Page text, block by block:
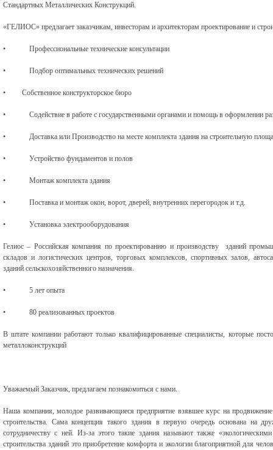
Стандартных Металлических Конструкций.
«ГЕЛИОС» предлагает заказчикам, инвесторам и архитекторам проектирование и
• Профессиональные технические консультации
• Подбор оптимальных технических решений
• Собственное конструкторское бюро
• Содействие в работе с государственными органами и помощь в оформлении
• Доставка или Производство на месте комплекта здания на строительную
• Устройство фундаментов и полов
• Монтаж комплекта здания
• Поставка и монтаж окон, ворот, дверей, внутренних перегородок и т.д.
• Установка электрооборудования
Гелиос – Российская компания по проектированию и производству зданий
складов и логистических центров, торговых комплексов, спортивных залов,
зданий сельскохозяйственного назначения.
• 5 лет опыта
• 80 реализованных проектов
В штате компании работают только квалифицированные специалисты, которые
металлоконструкций
Уважаемый Заказчик, предлагаем познакомиться с нами.
Наша компания, молодое развивающиеся предприятие взявшее курс на продвижение
строительства. Сама концепция такого здания в первую очередь основана на
сотрудничеству с ней. Из-за этого такие здания называют также
строительства зданий это приобретение комфорта и экологии благоприятной для